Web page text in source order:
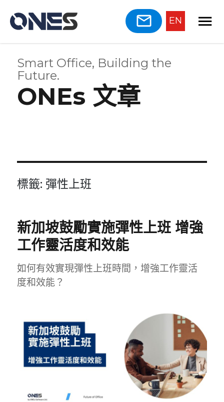
EN
Smart Office, Building the
Future.
ONEs 文章
標籤: 彈性上班
新加坡鼓勵實施彈性上班 增強
工作靈活度和效能
如何有效實現彈性上班時間，增強工作靈活
度和效能？